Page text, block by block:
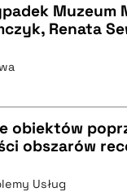
Muzeum
Renata
obiektów
obszarów
Usług